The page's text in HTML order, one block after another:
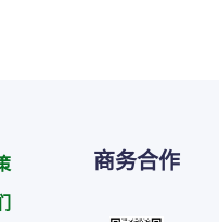
商务合作